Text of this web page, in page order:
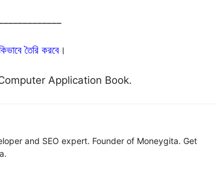
তৈরি করবে ।
Application Book.
and SEO expert. Founder of Moneygita. Get